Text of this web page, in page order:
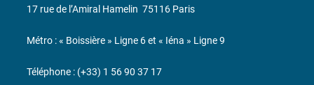
17 rue de l’Amiral Hamelin 75116 Paris
Métro : « Boissière » Ligne 6 et « Iéna » Ligne 9
Téléphone : (+33) 1 56 90 37 17